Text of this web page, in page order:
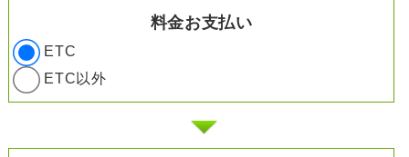
料金お支払い
ETC
ETC以外